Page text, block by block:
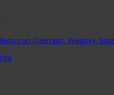
con Ozempic, Wegovy,